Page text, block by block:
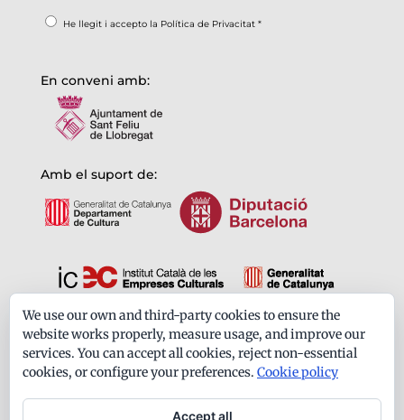
He llegit i accepto la Política de Privacitat*
En conveni amb:
Amb el suport de:
Formem part de:
We use our own and third-party cookies to ensure the
website works properly, measure usage, and improve our
services. You can accept all cookies, reject non-essential
cookies, or configure your preferences. Cookie policy
Accept all